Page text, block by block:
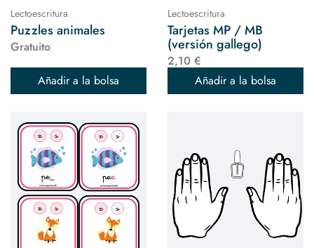
Lectoescritura
Puzzles animales
Gratuito
Añadir a la bolsa
Lectoescritura
Tarjetas MP / MB
(versión gallego)
2,10 €
Añadir a la bolsa